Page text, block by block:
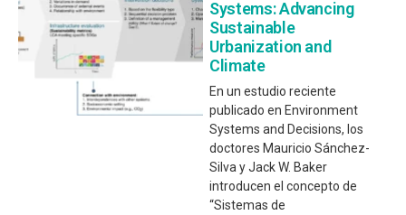
Systems: Advancing
Sustainable
Urbanization and
Climate
En un estudio reciente
publicado en Environment
Systems and Decisions, los
doctores Mauricio Sánchez-
Silva y Jack W. Baker
introducen el concepto de
“Sistemas de